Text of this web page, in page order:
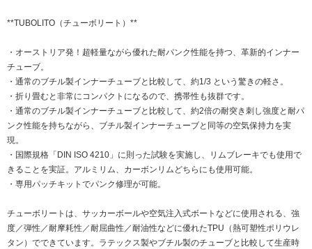
**TUBOLITO（チューボリート）**
・オーストリア発！超軽量ながら優れた耐パンク性能を持つ、革新的インナー
チューブ。
・通常のブチル製インナーチューブと比較して、約1/3 という驚きの軽さ。
・折り畳むと非常にコンパクトになるので、携帯性も抜群です。
・通常のブチル製インナーチューブと比較して、約2倍の耐突き刺し強度と耐パ
ンク性能を持ちながら、ブチル製インナーチューブと同等の空気保持力を実
現。
・国際規格「DIN ISO 4210」に則った試験を実施し、リムブレーキでも使用で
きることを実証。アルミリム、カーボンリムどちらにも使用可能。
・専用パッチキットでパンク修理が可能。
チューボリートは、サッカーボールや空気注入式ボートなどに使用される、強
度／弾性／耐摩耗性／耐屈曲性／耐油性などに優れたTPU（熱可塑性ポリウレ
タン）でできています。ラテックス製やブチル製のチューブと比較して生産時